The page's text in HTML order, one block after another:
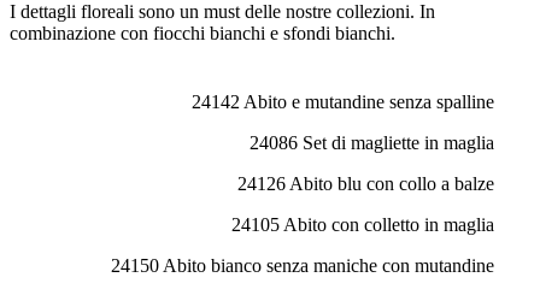
I dettagli floreali sono un must delle nostre collezioni. In
combinazione con fiocchi bianchi e sfondi bianchi.
24142 Abito e mutandine senza spalline
24086 Set di magliette in maglia
24126 Abito blu con collo a balze
24105 Abito con colletto in maglia
24150 Abito bianco senza maniche con mutandine